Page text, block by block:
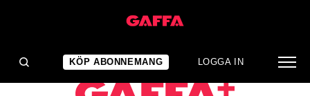
KÖP ABONNEMANG LOGGA IN